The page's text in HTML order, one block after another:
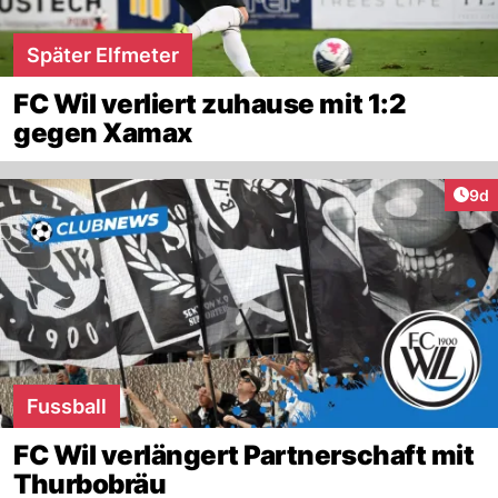
Später Elfmeter
FC Wil verliert zuhause mit 1:2
gegen Xamax
9d
Fussball
FC Wil verlängert Partnerschaft mit
Thurbobräu